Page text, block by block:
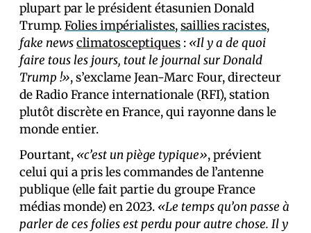
plupart par le président étasunien Donald
Trump.Folies impérialistes,saillies racistes,
fake newsclimatosceptiques : «Il y a de quoi
faire tous les jours, tout le journal sur Donald
Trump !», s’exclame Jean-Marc Four, directeur
de Radio France internationale (RFI), station
plutôt discrète en France, qui rayonne dans le
monde entier.
Pourtant, «c’est un piège typique», prévient
celui qui a pris les commandes de l’antenne
publique (elle fait partie du groupe France
médias monde) en 2023. «Le temps qu’on passe à
parler de ces folies est perdu pour autre chose. Il y